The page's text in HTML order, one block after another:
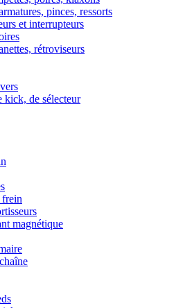
pinces, ressorts
et interrupteurs
rétroviseurs
kick, de sélecteur
frein
magnétique